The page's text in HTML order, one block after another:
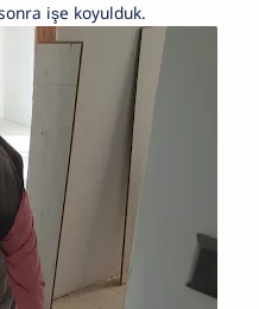
işe koyulduk.